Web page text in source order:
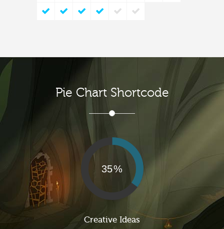
Pie Chart Shortcode
35
Creative Ideas